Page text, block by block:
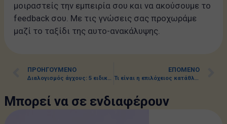
μοιραστείς την εμπειρία σου και να ακούσουμε το
feedback σου. Με τις γνώσεις σας προχωράμε
μαζί το ταξίδι της αυτο-ανακάλυψης.
ΠΡΟΗΓΟΎΜΕΝΟ
Διαλογισμός άγχους: 5 ειδικές ασκήσεις για ηρεμία
ΕΠΌΜΕΝΟ
Τι είναι η επιλόχειος κατάθλιψη και τι συμπτώματα έχει;
Μπορεί να σε ενδιαφέρουν